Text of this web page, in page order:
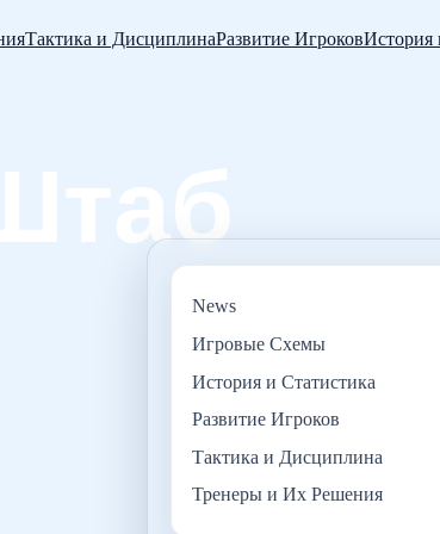
Тактика и ДисциплинаРазвитие ИгроковИстория
News
Игровые Схемы
История и Статистика
Развитие Игроков
Тактика и Дисциплина
Тренеры и Их Решения